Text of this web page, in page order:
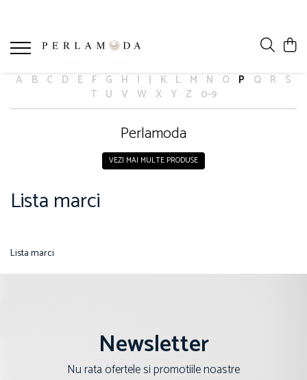
A B C D E F G H I J K L M N O P Q R S
T U V W X Y Z 0-9
Perlamoda
VEZI MAI MULTE PRODUSE
Lista marci
Lista marci
Newsletter
Nu rata ofertele si promotiile noastre